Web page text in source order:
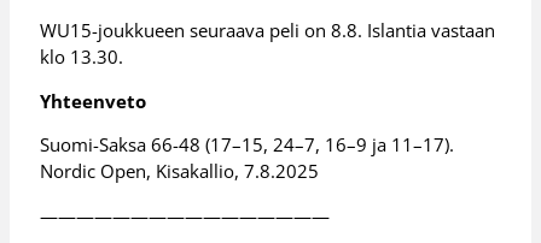
WU15-joukkueen seuraava peli on 8.8. Islantia vastaan
klo 13.30.
Yhteenveto
Suomi-Saksa 66-48 (17–15, 24–7, 16–9 ja 11–17).
Nordic Open, Kisakallio, 7.8.2025
————————————————